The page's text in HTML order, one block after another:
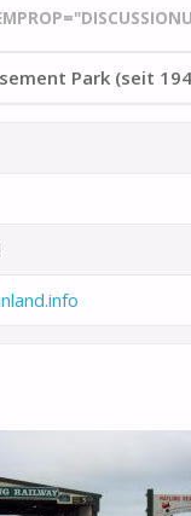
Park (seit